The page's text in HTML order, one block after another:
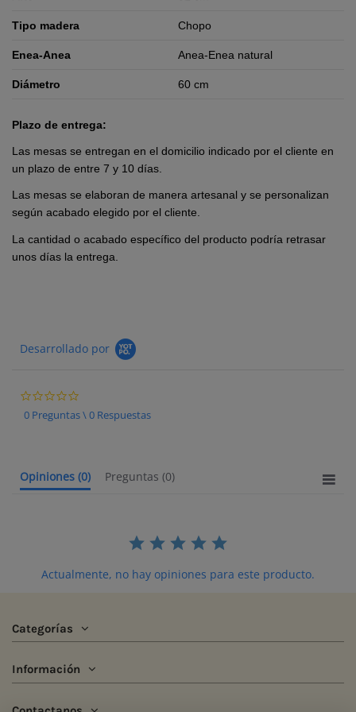
Tipo madera Chopo
Enea-Anea Anea-Enea natural
Diámetro 60 cm
Plazo de entrega:
Las mesas se entregan en el domicilio indicado por el cliente en
un plazo de entre 7 y 10 días.
Las mesas se elaboran de manera artesanal y se personalizan
según acabado elegido por el cliente.
La cantidad o acabado específico del producto podría retrasar
unos días la entrega.
Desarrollado por
0 Preguntas \ 0 Respuestas
Opiniones (0) Preguntas (0)
Actualmente, no hay opiniones para este producto.
Categorías
Información